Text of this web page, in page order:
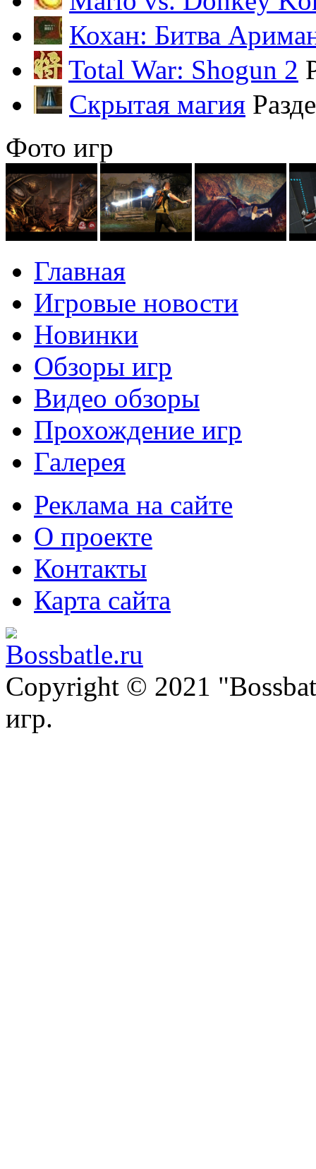
Кохан: Битва
Total War: Shogun 2
Скрытая магия
Фото игр
Главная
Игровые новости
Новинки
Обзоры игр
Видео обзоры
Прохождение игр
Галерея
Реклама на сайте
О проекте
Контакты
Карта сайта
Copyright © 2021
игр.